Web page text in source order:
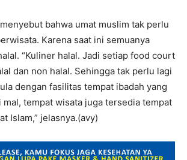
bahwa umat muslim tak perlu
Karena saat ini semuanya
“Kuliner halal. Jadi setiap food court
dan non halal. Sehingga tak perlu lagi
dengan fasilitas tempat ibadah yang
mal, tempat wisata juga tersedia tempat
Islam,” jelasnya.(avy)